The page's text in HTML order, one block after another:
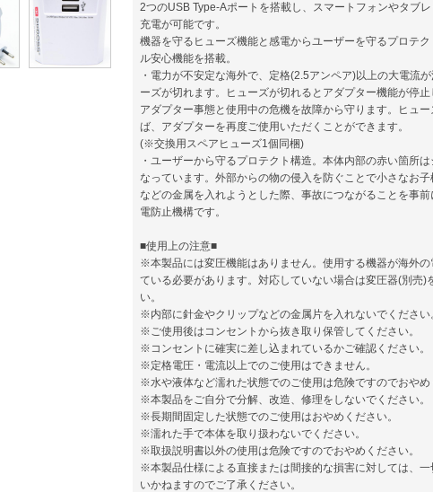
2つのUSB Type-Aポートを搭載し、スマートフォンやタブ
充電が可能です。
機器を守るヒューズ機能と感電からユーザーを守るプロテ
ル安心機能を搭載。
・電力が不安定な海外で、定格(2.5アンペア)以上の大電流
ーズが切れます。ヒューズが切れるとアダプター機能が停止
アダプター事態と使用中の危機を故障から守ります。ヒュ
ば、アダプターを再度ご使用いただくことができます。
(※交換用スペアヒューズ1個同梱)
・ユーザーから守るプロテクト構造。本体内部の赤い箇所
なっています。外部からの物の侵入を防ぐことで小さなお子
などの金属を入れようとした際、事故につながることを事
電防止機構です。
■使用上の注意■
※本製品には変圧機能はありません。使用する機器が海外の
ている必要があります。対応していない場合は変圧器(別売)
い。
※内部に針金やクリップなどの金属片を入れないでください
※ご使用後はコンセントから抜き取り保管してください。
※コンセントに確実に差し込まれているかご確認ください。
※定格電圧・電流以上でのご使用はできません。
※水や液体など濡れた状態でのご使用は危険ですのでおやめ
※本製品をご自分で分解、改造、修理をしないでください。
※長期間固定した状態でのご使用はおやめください。
※濡れた手で本体を取り扱わないでください。
※取扱説明書以外の使用は危険ですのでおやめください。
※本製品仕様による直接または間接的な損害に対しては、一
いかねますのでご了承ください。